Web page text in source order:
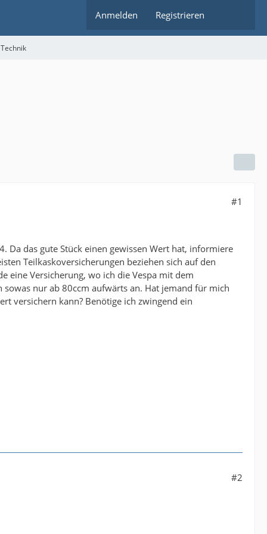
Anmelden Registrieren
#1
Da das gute Stück einen gewissen Wert hat, informiere
Teilkaskoversicherungen beziehen sich auf den
eine Versicherung, wo ich die Vespa mit dem
nur ab 80ccm aufwärts an. Hat jemand für mich
versichern kann? Benötige ich zwingend ein
#2